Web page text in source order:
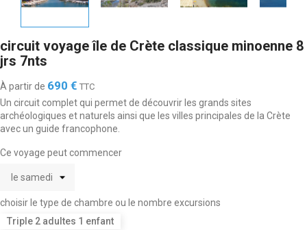
circuit voyage île de Crète classique minoenne 8
jrs 7nts
À partir de 690 € TTC
Un circuit complet qui permet de découvrir les grands sites
archéologiques et naturels ainsi que les villes principales de la Crète
avec un guide francophone.
Ce voyage peut commencer
choisir le type de chambre ou le nombre excursions
Triple 2 adultes 1 enfant